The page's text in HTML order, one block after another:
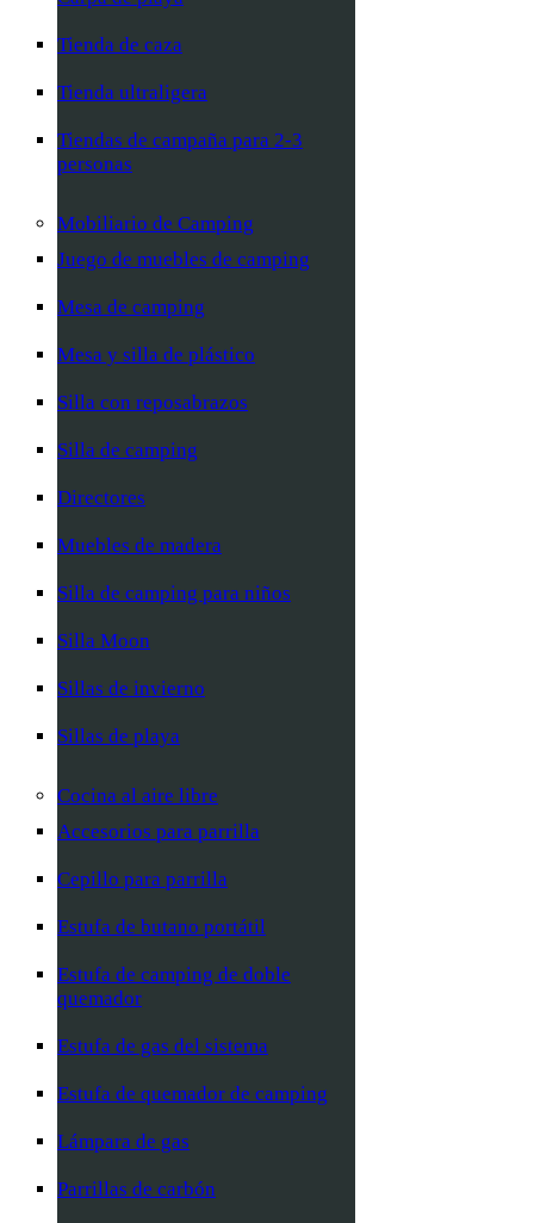
Tienda de caza
Tienda ultraligera
Tiendas de campaña para 2-3
personas
Mobiliario de Camping
Juego de muebles de camping
Mesa de camping
Mesa y silla de plástico
Silla con reposabrazos
Silla de camping
Directores
Muebles de madera
Silla de camping para niños
Silla Moon
Sillas de invierno
Sillas de playa
Cocina al aire libre
Accesorios para parrilla
Cepillo para parrilla
Estufa de butano portátil
Estufa de camping de doble
quemador
Estufa de gas del sistema
Estufa de quemador de camping
Lámpara de gas
Parrillas de carbón